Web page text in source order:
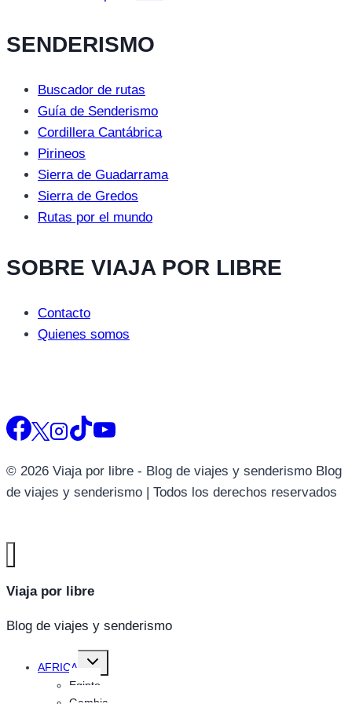
SENDERISMO
Buscador de rutas
Guía de Senderismo
Cordillera Cantábrica
Pirineos
Sierra de Guadarrama
Sierra de Gredos
Rutas por el mundo
SOBRE VIAJA POR LIBRE
Contacto
Quienes somos
© 2026 Viaja por libre - Blog de viajes y senderismo Blog
de viajes y senderismo | Todos los derechos reservados
Viaja por libre
Blog de viajes y senderismo
AFRICA
Alternar
hijo
Egipto